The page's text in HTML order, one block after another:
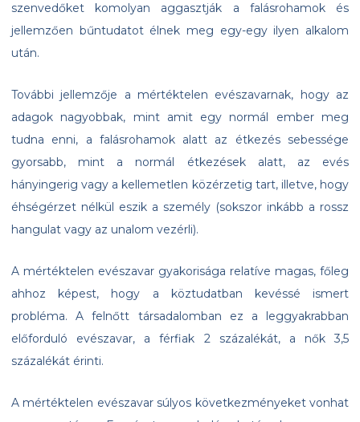
szenvedőket komolyan aggasztják a falásrohamok és
jellemzően bűntudatot élnek meg egy-egy ilyen alkalom
után.
További jellemzője a mértéktelen evészavarnak, hogy az
adagok nagyobbak, mint amit egy normál ember meg
tudna enni, a falásrohamok alatt az étkezés sebessége
gyorsabb, mint a normál étkezések alatt, az evés
hányingerig vagy a kellemetlen közérzetig tart, illetve, hogy
éhségérzet nélkül eszik a személy (sokszor inkább a rossz
hangulat vagy az unalom vezérli).
A mértéktelen evészavar gyakorisága relatíve magas, főleg
ahhoz képest, hogy a köztudatban kevéssé ismert
probléma. A felnőtt társadalomban ez a leggyakrabban
előforduló evészavar, a férfiak 2 százalékát, a nők 3,5
százalékát érinti.
A mértéktelen evészavar súlyos következményeket vonhat